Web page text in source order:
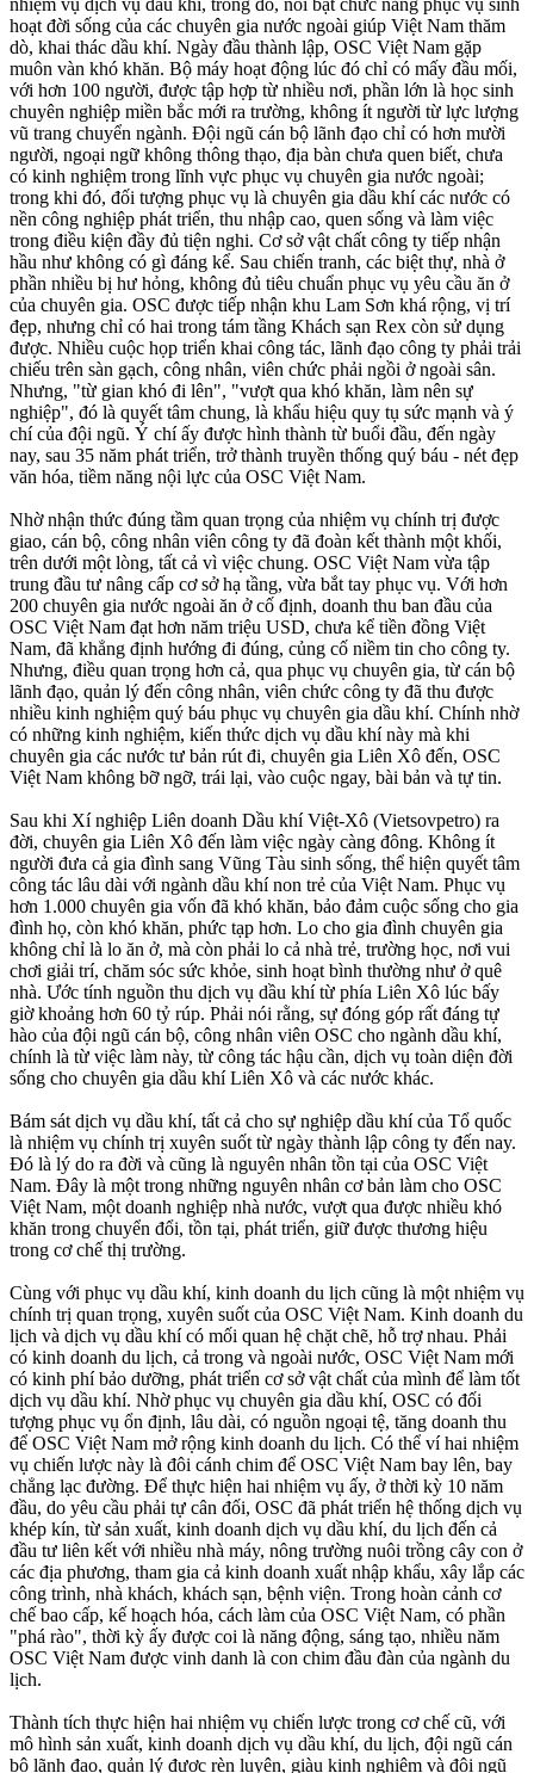
nhiệm vụ dịch vụ dầu khí, trong đó, nổi bật chức năng phục vụ sinh
hoạt đời sống của các chuyên gia nước ngoài giúp Việt Nam thăm
dò, khai thác dầu khí. Ngày đầu thành lập, OSC Việt Nam gặp
muôn vàn khó khăn. Bộ máy hoạt động lúc đó chỉ có mấy đầu mối,
với hơn 100 người, được tập hợp từ nhiều nơi, phần lớn là học sinh
chuyên nghiệp miền bắc mới ra trường, không ít người từ lực lượng
vũ trang chuyển ngành. Ðội ngũ cán bộ lãnh đạo chỉ có hơn mười
người, ngoại ngữ không thông thạo, địa bàn chưa quen biết, chưa
có kinh nghiệm trong lĩnh vực phục vụ chuyên gia nước ngoài;
trong khi đó, đối tượng phục vụ là chuyên gia dầu khí các nước có
nền công nghiệp phát triển, thu nhập cao, quen sống và làm việc
trong điều kiện đầy đủ tiện nghi. Cơ sở vật chất công ty tiếp nhận
hầu như không có gì đáng kể. Sau chiến tranh, các biệt thự, nhà ở
phần nhiều bị hư hỏng, không đủ tiêu chuẩn phục vụ yêu cầu ăn ở
của chuyên gia. OSC được tiếp nhận khu Lam Sơn khá rộng, vị trí
đẹp, nhưng chỉ có hai trong tám tầng Khách sạn Rex còn sử dụng
được. Nhiều cuộc họp triển khai công tác, lãnh đạo công ty phải trải
chiếu trên sàn gạch, công nhân, viên chức phải ngồi ở ngoài sân.
Nhưng, "từ gian khó đi lên", "vượt qua khó khăn, làm nên sự
nghiệp", đó là quyết tâm chung, là khẩu hiệu quy tụ sức mạnh và ý
chí của đội ngũ. Ý chí ấy được hình thành từ buổi đầu, đến ngày
nay, sau 35 năm phát triển, trở thành truyền thống quý báu - nét đẹp
văn hóa, tiềm năng nội lực của OSC Việt Nam.
Nhờ nhận thức đúng tầm quan trọng của nhiệm vụ chính trị được
giao, cán bộ, công nhân viên công ty đã đoàn kết thành một khối,
trên dưới một lòng, tất cả vì việc chung. OSC Việt Nam vừa tập
trung đầu tư nâng cấp cơ sở hạ tầng, vừa bắt tay phục vụ. Với hơn
200 chuyên gia nước ngoài ăn ở cố định, doanh thu ban đầu của
OSC Việt Nam đạt hơn năm triệu USD, chưa kể tiền đồng Việt
Nam, đã khẳng định hướng đi đúng, củng cố niềm tin cho công ty.
Nhưng, điều quan trọng hơn cả, qua phục vụ chuyên gia, từ cán bộ
lãnh đạo, quản lý đến công nhân, viên chức công ty đã thu được
nhiều kinh nghiệm quý báu phục vụ chuyên gia dầu khí. Chính nhờ
có những kinh nghiệm, kiến thức dịch vụ dầu khí này mà khi
chuyên gia các nước tư bản rút đi, chuyên gia Liên Xô đến, OSC
Việt Nam không bỡ ngỡ, trái lại, vào cuộc ngay, bài bản và tự tin.
Sau khi Xí nghiệp Liên doanh Dầu khí Việt-Xô (Vietsovpetro) ra
đời, chuyên gia Liên Xô đến làm việc ngày càng đông. Không ít
người đưa cả gia đình sang Vũng Tàu sinh sống, thể hiện quyết tâm
công tác lâu dài với ngành dầu khí non trẻ của Việt Nam. Phục vụ
hơn 1.000 chuyên gia vốn đã khó khăn, bảo đảm cuộc sống cho gia
đình họ, còn khó khăn, phức tạp hơn. Lo cho gia đình chuyên gia
không chỉ là lo ăn ở, mà còn phải lo cả nhà trẻ, trường học, nơi vui
chơi giải trí, chăm sóc sức khỏe, sinh hoạt bình thường như ở quê
nhà. Ước tính nguồn thu dịch vụ dầu khí từ phía Liên Xô lúc bấy
giờ khoảng hơn 60 tỷ rúp. Phải nói rằng, sự đóng góp rất đáng tự
hào của đội ngũ cán bộ, công nhân viên OSC cho ngành dầu khí,
chính là từ việc làm này, từ công tác hậu cần, dịch vụ toàn diện đời
sống cho chuyên gia dầu khí Liên Xô và các nước khác.
Bám sát dịch vụ dầu khí, tất cả cho sự nghiệp dầu khí của Tổ quốc
là nhiệm vụ chính trị xuyên suốt từ ngày thành lập công ty đến nay.
Ðó là lý do ra đời và cũng là nguyên nhân tồn tại của OSC Việt
Nam. Ðây là một trong những nguyên nhân cơ bản làm cho OSC
Việt Nam, một doanh nghiệp nhà nước, vượt qua được nhiều khó
khăn trong chuyển đổi, tồn tại, phát triển, giữ được thương hiệu
trong cơ chế thị trường.
Cùng với phục vụ dầu khí, kinh doanh du lịch cũng là một nhiệm vụ
chính trị quan trọng, xuyên suốt của OSC Việt Nam. Kinh doanh du
lịch và dịch vụ dầu khí có mối quan hệ chặt chẽ, hỗ trợ nhau. Phải
có kinh doanh du lịch, cả trong và ngoài nước, OSC Việt Nam mới
có kinh phí bảo dưỡng, phát triển cơ sở vật chất của mình để làm tốt
dịch vụ dầu khí. Nhờ phục vụ chuyên gia dầu khí, OSC có đối
tượng phục vụ ổn định, lâu dài, có nguồn ngoại tệ, tăng doanh thu
để OSC Việt Nam mở rộng kinh doanh du lịch. Có thể ví hai nhiệm
vụ chiến lược này là đôi cánh chim để OSC Việt Nam bay lên, bay
chẳng lạc đường. Ðể thực hiện hai nhiệm vụ ấy, ở thời kỳ 10 năm
đầu, do yêu cầu phải tự cân đối, OSC đã phát triển hệ thống dịch vụ
khép kín, từ sản xuất, kinh doanh dịch vụ dầu khí, du lịch đến cả
đầu tư liên kết với nhiều nhà máy, nông trường nuôi trồng cây con ở
các địa phương, tham gia cả kinh doanh xuất nhập khẩu, xây lắp các
công trình, nhà khách, khách sạn, bệnh viện. Trong hoàn cảnh cơ
chế bao cấp, kế hoạch hóa, cách làm của OSC Việt Nam, có phần
"phá rào", thời kỳ ấy được coi là năng động, sáng tạo, nhiều năm
OSC Việt Nam được vinh danh là con chim đầu đàn của ngành du
lịch.
Thành tích thực hiện hai nhiệm vụ chiến lược trong cơ chế cũ, với
mô hình sản xuất, kinh doanh dịch vụ dầu khí, du lịch, đội ngũ cán
bộ lãnh đạo, quản lý được rèn luyện, giàu kinh nghiệm và đội ngũ